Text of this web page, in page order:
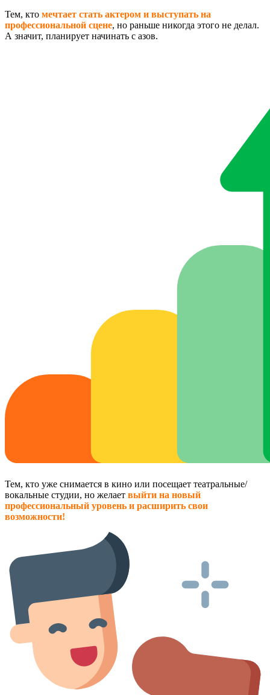
Тем, кто мечтает стать актером и выступать на
профессиональной сцене, но раньше никогда этого не делал.
А значит, планирует начинать с азов.
Тем, кто уже снимается в кино или посещает театральные/
вокальные студии, но желает выйти на новый
профессиональный уровень и расширить свои
возможности!